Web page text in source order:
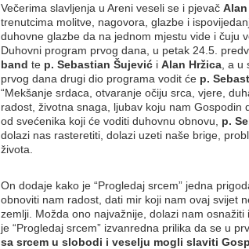
Večerima slavljenja u Areni veseli se i pjevač
trenutcima molitve, nagovora, glazbe i
duhovne glazbe da na jednom mjestu vide i čuju
Duhovni program prvog dana, u petak 24.5.
band te p. Sebastian Šujević i Alan Hržica , a
prvog dana drugi dio programa vodit će p.
“Mekšanje srdaca, otvaranje očiju srca, vjere,
radost, životna snaga, ljubav koju nam Gospodin
od svećenika koji će voditi duhovnu obnovu, p.
dolazi nas rasteretiti, dolazi uzeti naše brige,
života.
On dodaje kako je “Progledaj srcem” jedna
obnoviti nam radost, dati mir koji nam ovaj svijet
zemlji. Možda ono najvažnije, dolazi nam
je “Progledaj srcem” izvanredna prilika da se u
sa srcem u slobodi i veselju mogli slaviti